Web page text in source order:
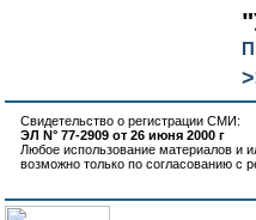
Свидетельство о регистрации СМИ:
ЭЛ N° 77-2909 от 26 июня 2000 г
Любое использование материалов и
возможно только по согласованию с